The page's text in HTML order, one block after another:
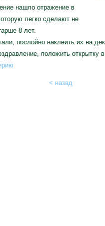
нашло отражение в
легко сделают не
8 лет.
послойно наклеить их на
положить открытку
< назад